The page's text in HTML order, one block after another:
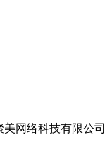
网络科技有限公